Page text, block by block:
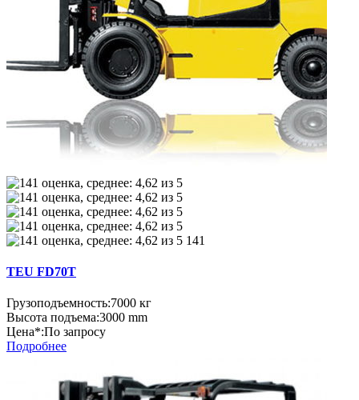
141
TEU FD70Т
Грузоподъемность:7000 кг
Высота подъема:3000 mm
Цена*:По запросу
Подробнее